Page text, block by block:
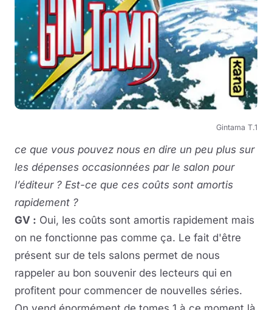
Gintama T.1
ce que vous pouvez nous en dire un peu plus sur
les dépenses occasionnées par le salon pour
l’éditeur ? Est-ce que ces coûts sont amortis
rapidement ?
GV : Oui, les coûts sont amortis rapidement mais
on ne fonctionne pas comme ça. Le fait d'être
présent sur de tels salons permet de nous
rappeler au bon souvenir des lecteurs qui en
profitent pour commencer de nouvelles séries.